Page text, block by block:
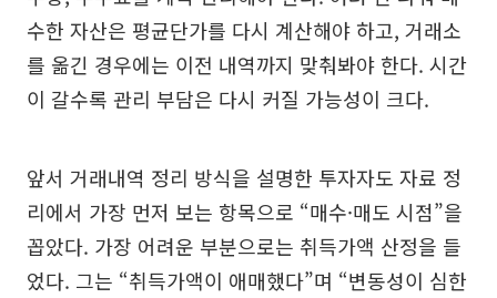
수한 자산은 평균단가를 다시 계산해야 하고, 거래소
를 옮긴 경우에는 이전 내역까지 맞춰봐야 한다. 시간
이 갈수록 관리 부담은 다시 커질 가능성이 크다.
앞서 거래내역 정리 방식을 설명한 투자자도 자료 정
리에서 가장 먼저 보는 항목으로 “매수·매도 시점”을
꼽았다. 가장 어려운 부분으로는 취득가액 산정을 들
었다. 그는 “취득가액이 애매했다”며 “변동성이 심한